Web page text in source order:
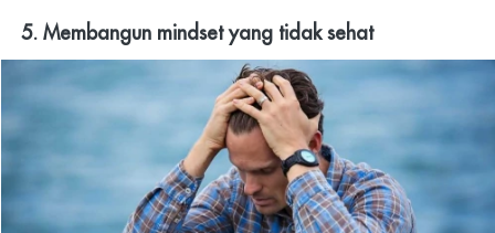
5. Membangun mindset yang tidak sehat